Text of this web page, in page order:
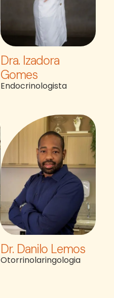
Dra. Izadora
Gomes
Endocrinologista
Dr. Danilo Lemos
Otorrinolaringologia